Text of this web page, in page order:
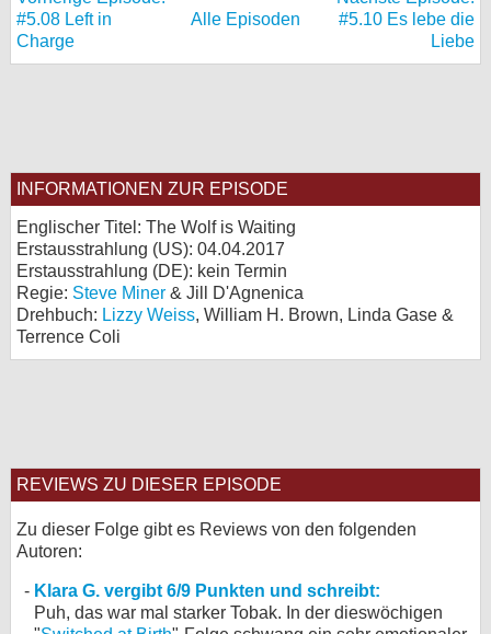
#5.08 Left in
Charge
Alle Episoden
#5.10 Es lebe die
Liebe
INFORMATIONEN ZUR EPISODE
Englischer Titel: The Wolf is Waiting
Erstausstrahlung (US): 04.04.2017
Erstausstrahlung (DE): kein Termin
Regie: Steve Miner & Jill D'Agnenica
Drehbuch: Lizzy Weiss, William H. Brown, Linda Gase &
Terrence Coli
REVIEWS ZU DIESER EPISODE
Zu dieser Folge gibt es Reviews von den folgenden
Autoren:
Klara G. vergibt 6/9 Punkten und schreibt:
Puh, das war mal starker Tobak. In der dieswöchigen